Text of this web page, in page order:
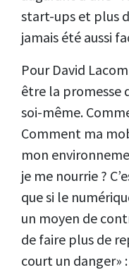
start-ups et plus
jamais été aussi
Pour David
être la promesse
soi-même.
Comment ma
mon
je me nourrie ?
que si le
un moyen de
de faire plus de
court un danger»